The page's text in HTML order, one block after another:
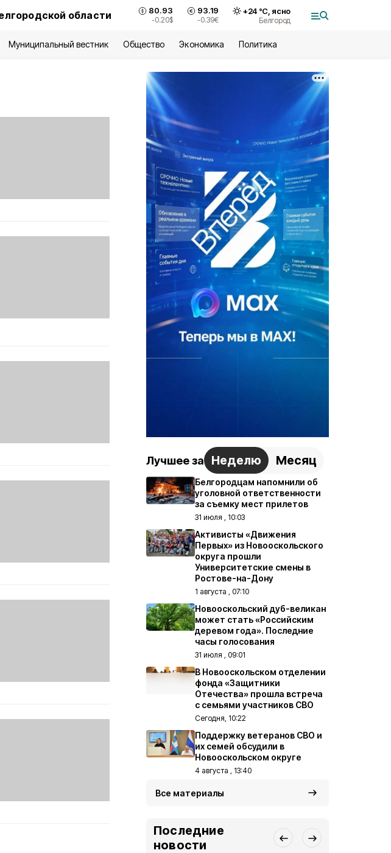
области 80.93
-0.20$
93.19
-0.39€
+24°С, ясно
Белгород
Муниципальный вестник Общество Экономика Политика
Лучшее за Неделю Месяц
Белгородцам напомнили об
уголовной ответственности
за съемку мест прилетов
31 июля , 10:03
Активисты «Движения
Первых» из Новооскольского
округа прошли
Университетские смены в
Ростове-на-Дону
1 августа , 07:10
Новооскольский дуб-великан
может стать «Российским
деревом года». Последние
часы голосования
31 июля , 09:01
В Новооскольском отделении
фонда «Защитники
Отечества» прошла встреча
с семьями участников СВО
Сегодня, 10:22
Поддержку ветеранов СВО и
их семей обсудили в
Новооскольском округе
4 августа , 13:40
Все материалы
Последние
новости